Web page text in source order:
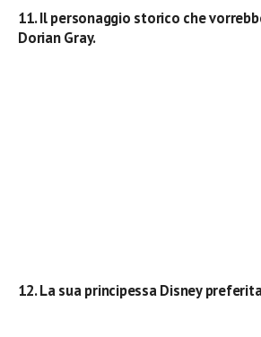
11. Il personaggio storico che
Dorian Gray.
12. La sua principessa Disney